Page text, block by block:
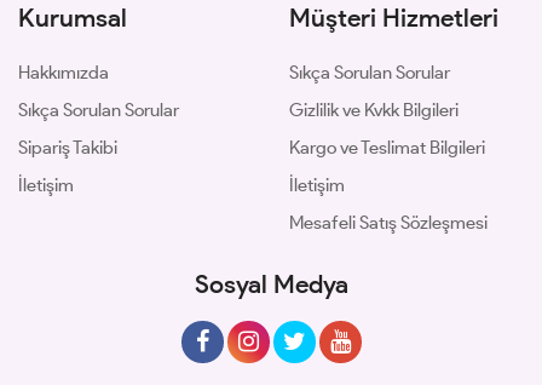
Kurumsal
Hakkımızda
Sıkça Sorulan Sorular
Sipariş Takibi
İletişim
Müşteri Hizmetleri
Sıkça Sorulan Sorular
Gizlilik ve Kvkk Bilgileri
Kargo ve Teslimat Bilgileri
İletişim
Mesafeli Satış Sözleşmesi
Sosyal Medya